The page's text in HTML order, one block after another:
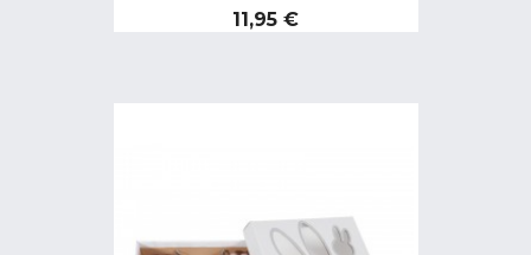
Precio
11,95 €